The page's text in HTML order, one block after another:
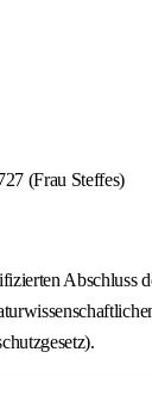
(Frau Steffes)
Abschluss